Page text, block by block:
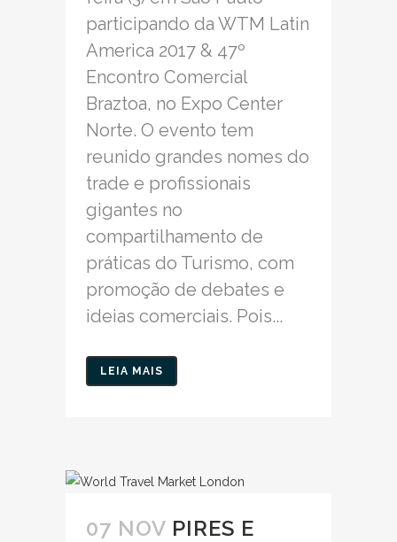
participando da WTM Latin
America 2017 & 47º
Encontro Comercial
Braztoa, no Expo Center
Norte. O evento tem
reunido grandes nomes do
trade e profissionais
gigantes no
compartilhamento de
práticas do Turismo, com
promoção de debates e
ideias comerciais. Pois...
LEIA MAIS
07 NOV PIRES E